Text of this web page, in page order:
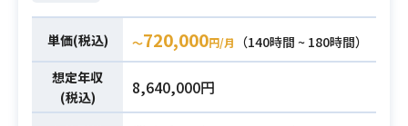
必須スキル
・金融系システム構築PM経験
・資料（お客様社内稟議書用補足資
料作成能力
・指示がなくとも能動的に積極的に
動ける方
単価(税込) 〜720,000円/月
（140時間 ~ 180時間）
想定年収
(税込)
8,640,000円